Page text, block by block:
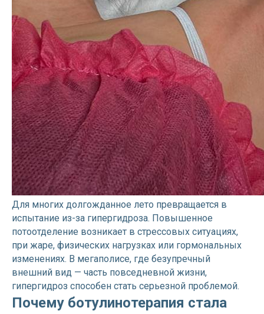
Для многих долгожданное лето превращается в
испытание из-за гипергидроза. Повышенное
потоотделение возникает в стрессовых ситуациях,
при жаре, физических нагрузках или гормональных
изменениях. В мегаполисе, где безупречный
внешний вид — часть повседневной жизни,
гипергидроз способен стать серьезной проблемой.
Почему ботулинотерапия стала